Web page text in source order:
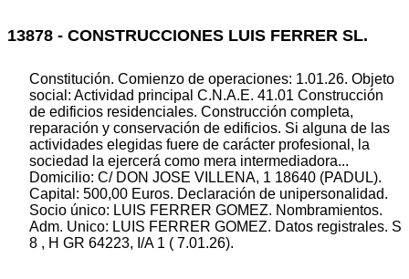
13878 - CONSTRUCCIONES LUIS FERRER SL.
Constitución. Comienzo de operaciones: 1.01.26. Objeto
social: Actividad principal C.N.A.E. 41.01 Construcción
de edificios residenciales. Construcción completa,
reparación y conservación de edificios. Si alguna de las
actividades elegidas fuere de carácter profesional, la
sociedad la ejercerá como mera intermediadora...
Domicilio: C/ DON JOSE VILLENA, 1 18640 (PADUL).
Capital: 500,00 Euros. Declaración de unipersonalidad.
Socio único: LUIS FERRER GOMEZ. Nombramientos.
Adm. Unico: LUIS FERRER GOMEZ. Datos registrales. S
8 , H GR 64223, I/A 1 ( 7.01.26).